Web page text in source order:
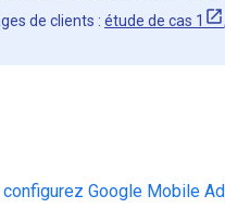
de clients : étude de cas 1 ,
configurez Google Mobile